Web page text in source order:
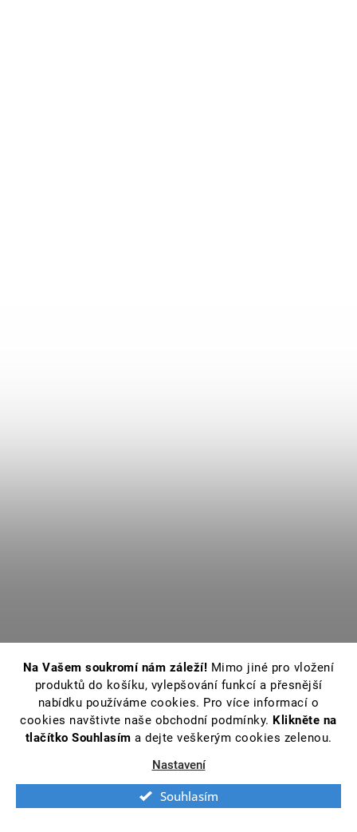
Na Vašem soukromí nám záleží! Mimo jiné pro vložení
produktů do košíku, vylepšování funkcí a přesnější
nabídku používáme cookies. Pro více informací o
cookies navštivte naše obchodní podmínky. Klikněte na
tlačítko Souhlasím a dejte veškerým cookies zelenou.
Nastavení
Souhlasím